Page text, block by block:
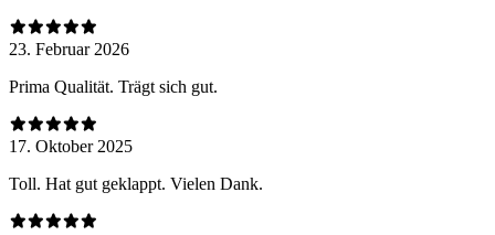
23. Februar 2026
Prima Qualität. Trägt sich gut.
17. Oktober 2025
Toll. Hat gut geklappt. Vielen Dank.